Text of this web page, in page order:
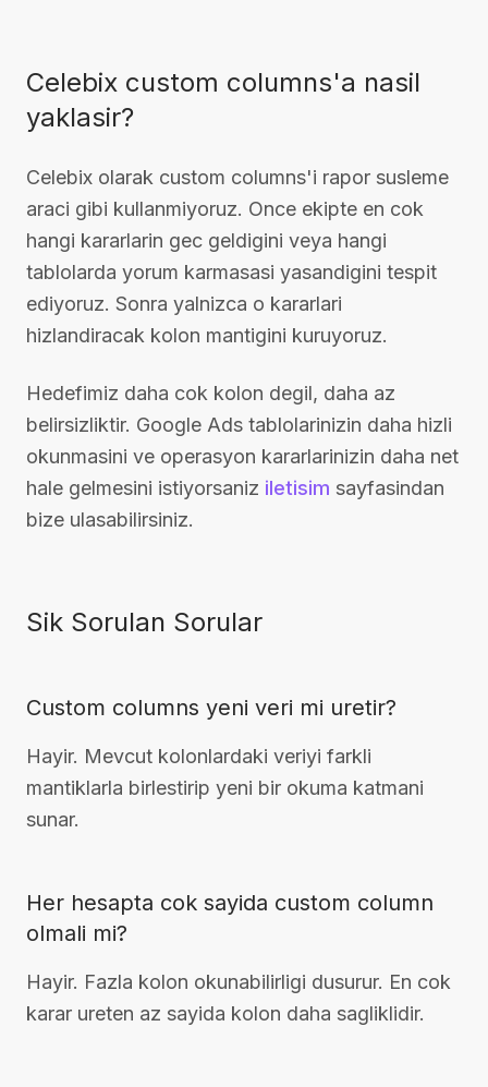
Celebix custom columns'a nasil
yaklasir?
Celebix olarak custom columns'i rapor susleme
araci gibi kullanmiyoruz. Once ekipte en cok
hangi kararlarin gec geldigini veya hangi
tablolarda yorum karmasasi yasandigini tespit
ediyoruz. Sonra yalnizca o kararlari
hizlandiracak kolon mantigini kuruyoruz.
Hedefimiz daha cok kolon degil, daha az
belirsizliktir. Google Ads tablolarinizin daha hizli
okunmasini ve operasyon kararlarinizin daha net
hale gelmesini istiyorsaniz iletisim sayfasindan
bize ulasabilirsiniz.
Sik Sorulan Sorular
Custom columns yeni veri mi uretir?
Hayir. Mevcut kolonlardaki veriyi farkli
mantiklarla birlestirip yeni bir okuma katmani
sunar.
Her hesapta cok sayida custom column
olmali mi?
Hayir. Fazla kolon okunabilirligi dusurur. En cok
karar ureten az sayida kolon daha sagliklidir.